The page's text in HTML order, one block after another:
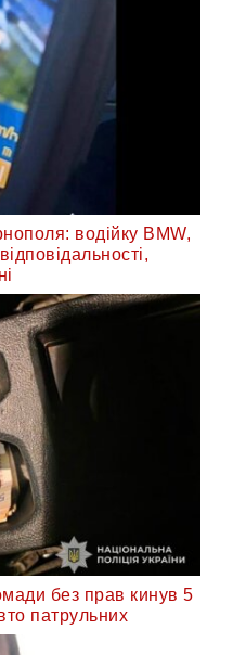
водійку BMW,
без прав кинув 5
патрульних